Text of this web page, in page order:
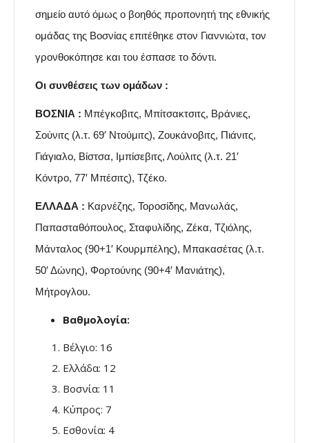
σημείο αυτό όμως ο βοηθός προπονητή της εθνικής
ομάδας της Βοσνίας επιτέθηκε στον Γιαννιώτα, τον
γρονθοκόπησε και του έσπασε το δόντι.
Οι συνθέσεις των ομάδων :
ΒΟΣΝΙΑ : Μπέγκοβιτς, Μπίτσακτσιτς, Βράνιες,
Σούνιτς (λ.τ. 69′ Ντούμιτς), Ζουκάνοβιτς, Πιάνιτς,
Γιάγιαλο, Βίστσα, Ιμπίσεβιτς, Λούλιτς (λ.τ. 21′
Κόντρο, 77′ Μπέσιτς), Τζέκο.
ΕΛΛΑΔΑ : Καρνέζης, Τοροσίδης, Μανωλάς,
Παπασταθόπουλος, Σταφυλίδης, Ζέκα, Τζιόλης,
Μάνταλος (90+1′ Κουρμπέλης), Μπακασέτας (λ.τ.
50′ Δώνης), Φορτούνης (90+4′ Μανιάτης),
Μήτρογλου.
Βαθμολογία:
Βέλγιο: 16
Ελλάδα: 12
Βοσνία: 11
Κύπρος: 7
Εσθονία: 4